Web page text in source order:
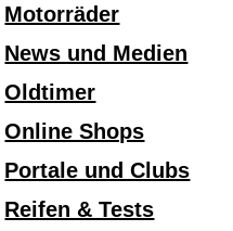
Motorräder
News und Medien
Oldtimer
Online Shops
Portale und Clubs
Reifen & Tests